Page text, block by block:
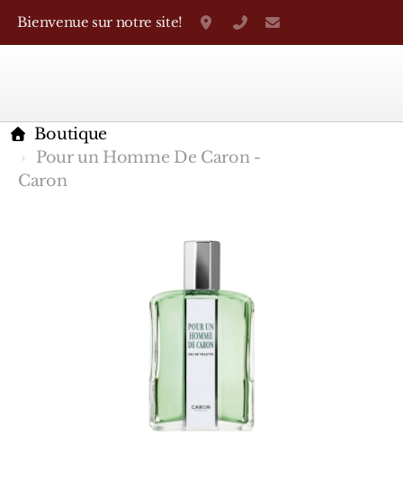
Bienvenue sur notre site! Grand-Rue 38, Genève
+41 22 310 38 75
Boutique
Pour un Homme De Caron -
Caron